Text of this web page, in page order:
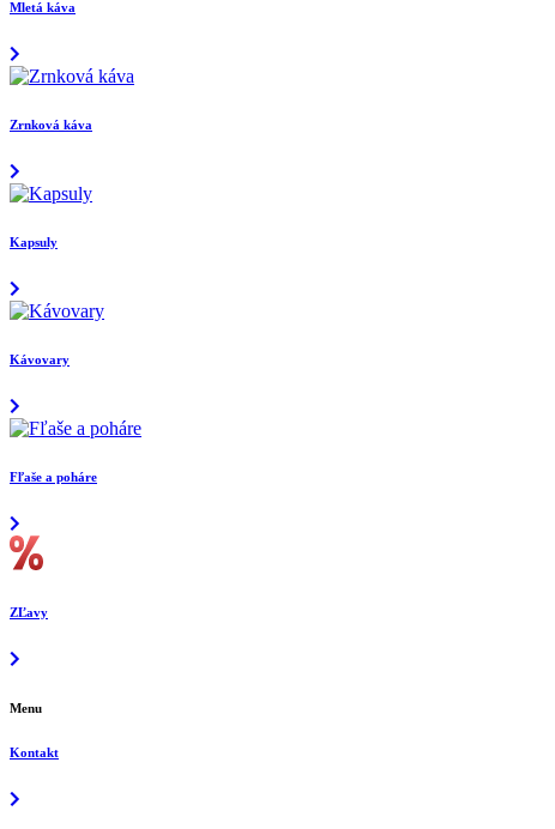
Mletá káva
Zrnková káva
Kapsuly
Kávovary
Fľaše a poháre
ZĽavy
Menu
Kontakt